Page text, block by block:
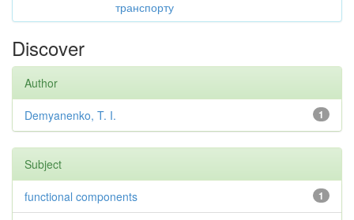
транспорту
Discover
Author
1
Demyanenko, T. I.
Subject
1
functional components